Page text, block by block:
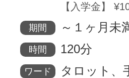
【入学金】
期間 ～１ヶ月未
時間 120分
ワード
タロット、